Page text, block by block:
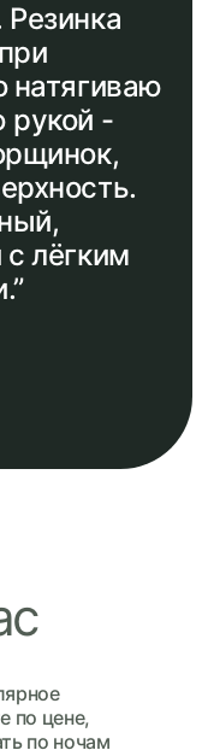
натягиваю
рукой -
лёгким
по цене,
по ночам